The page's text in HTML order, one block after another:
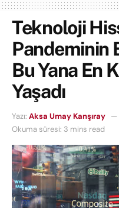
Teknoloji
Pandeminin
Bu Yana En
Yaşadı
Yazı: Aksa Umay Kanşıray
Okuma süresi: 3 mins read